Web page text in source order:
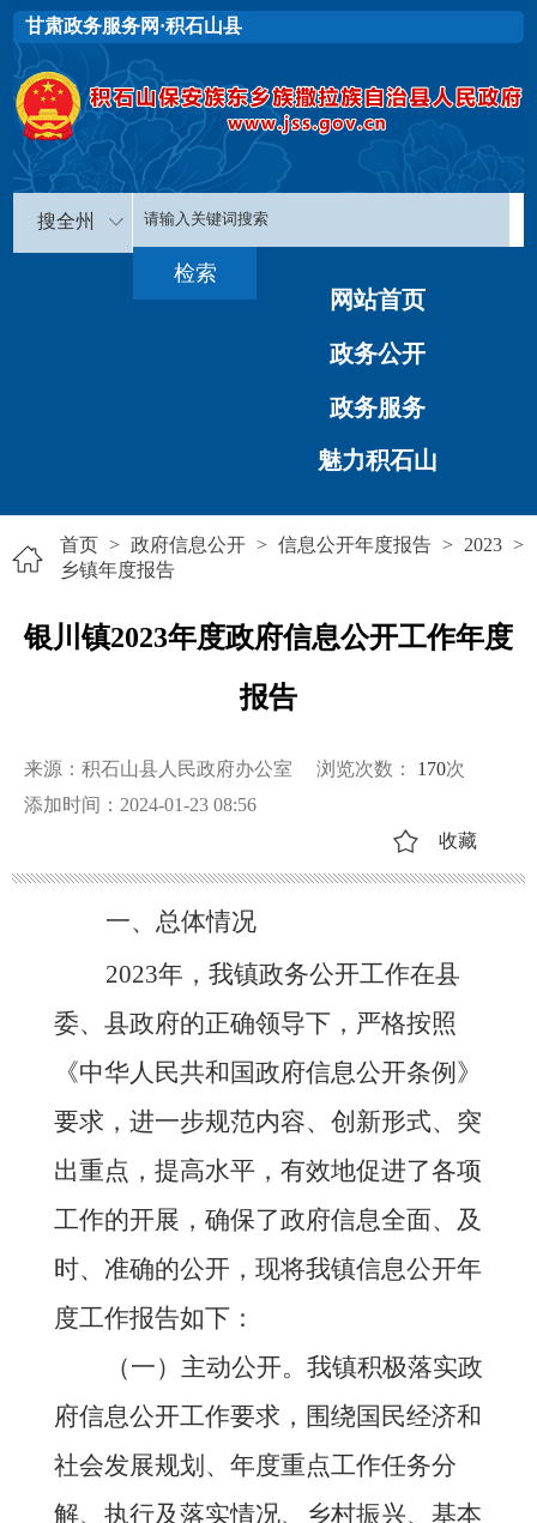
甘肃政务服务网·积石山县
搜全州
网站首页
政务公开
政务服务
魅力积石山
首页 > 政府信息公开 > 信息公开年度报告 > 2023 >
乡镇年度报告
银川镇2023年度政府信息公开工作年度
报告
来源：积石山县人民政府办公室 浏览次数： 170次
添加时间：2024-01-23 08:56
收藏
一、总体情况
2023年，我镇政务公开工作在县
委、县政府的正确领导下，严格按照
《中华人民共和国政府信息公开条例》
要求，进一步规范内容、创新形式、突
出重点，提高水平，有效地促进了各项
工作的开展，确保了政府信息全面、及
时、准确的公开，现将我镇信息公开年
度工作报告如下：
（一）主动公开。我镇积极落实政
府信息公开工作要求，围绕国民经济和
社会发展规划、年度重点工作任务分
解、执行及落实情况、乡村振兴、基本